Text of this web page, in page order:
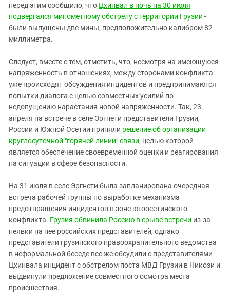
перед этим сообщило, что Цхинвал в ночь на 30 июля
подвергался минометному обстрелу с территории Грузии -
были выпущены две мины, предположительно калибром 82
миллиметра.
Следует, вместе с тем, отметить, что, несмотря на имеющуюся
напряженность в отношениях, между сторонами конфликта
уже происходят обсуждения инцидентов и предпринимаются
попытки диалога с целью совместных усилий по
недопущению нарастания новой напряженности. Так, 23
апреля на встрече в селе Эргнети представители Грузии,
России и Южной Осетии приняли решение об организации
круглосуточной "горячей линии" связи, целью которой
является обеспечение своевременной оценки и реагирования
на ситуации в сфере безопасности.
На 31 июля в селе Эргнети была запланирована очередная
встреча рабочей группы по выработке механизма
предотвращения инцидентов в зоне югоосетинского
конфликта. Грузия обвинила Россию в срыве встречи из-за
неявки на нее российских представителей, однако
представители грузинского правоохранительного ведомства
в неформальной беседе все же обсудили с представителями
Цхинвала инцидент с обстрелом поста МВД Грузии в Никози и
выдвинули предложение совместного осмотра места
происшествия.